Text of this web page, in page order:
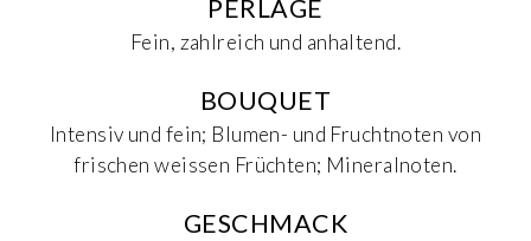
PERLAGE
Fein, zahlreich und anhaltend.
BOUQUET
Intensiv und fein; Blumen- und Fruchtnoten von
frischen weissen Früchten; Mineralnoten.
GESCHMACK